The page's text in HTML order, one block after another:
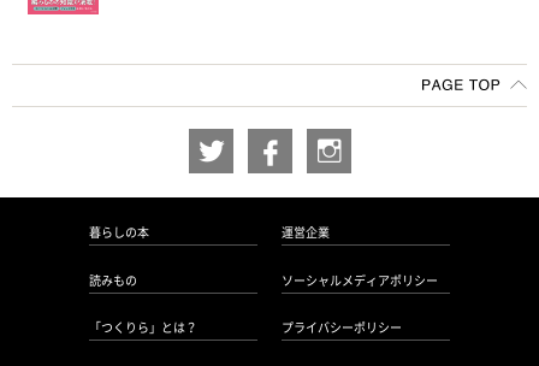
暮らしの本
読みもの
「つくりら」とは？
運営企業
ソーシャルメディアポリシー
プライバシーポリシー